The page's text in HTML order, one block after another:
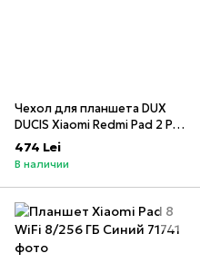
Чехол для планшета DUX
DUCIS Xiaomi Redmi Pad 2 Pro
12.1 / Redmi Pad Pro / Poco
Pad DOMO, черный
474 Lei
В наличии